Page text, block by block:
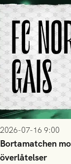
2026-07-16 9:00
Bortamatchen
överlåtelser